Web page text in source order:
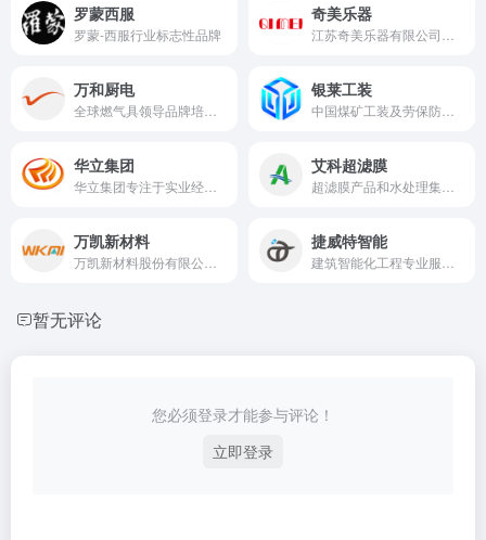
罗蒙西服
罗蒙-西服行业标志性品牌
奇美乐器
万和厨电 银莱工装
华立集团 艾科超滤膜
万凯新材料 捷威特智能
暂无评论
您必须登录才能参与评论！
立即登录